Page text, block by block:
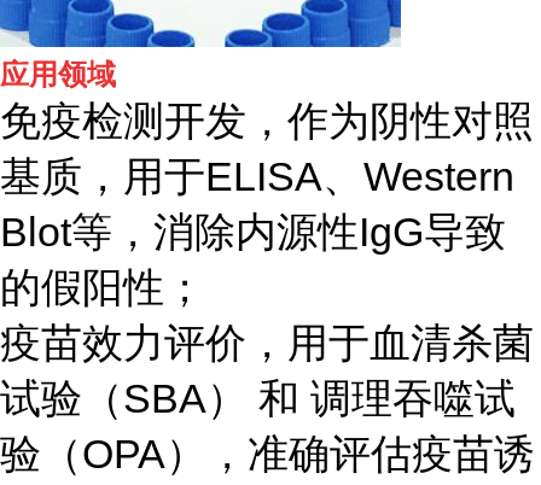
应用领域
免疫检测开发，作为阴性对照
基质，用于ELISA、Western
Blot等，消除内源性IgG导致
的假阳性；
疫苗效力评价，用于血清杀菌
试验（SBA） 和 调理吞噬试
验（OPA），准确评估疫苗诱